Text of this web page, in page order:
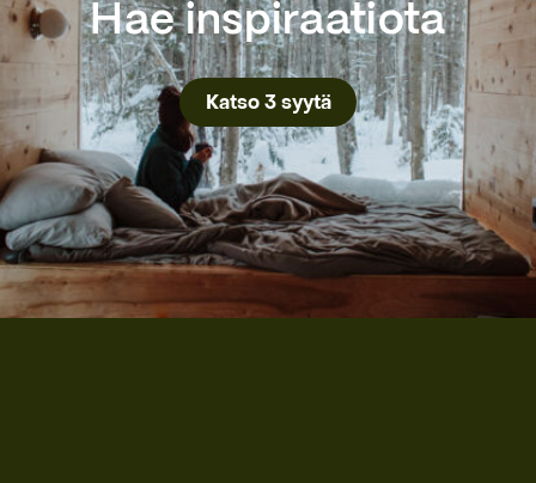
Hae inspiraatiota
Katso 3 syytä